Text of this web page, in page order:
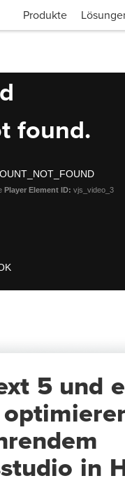
Produkte
found.
Player Element ID: vjs_video_3
5 und
in